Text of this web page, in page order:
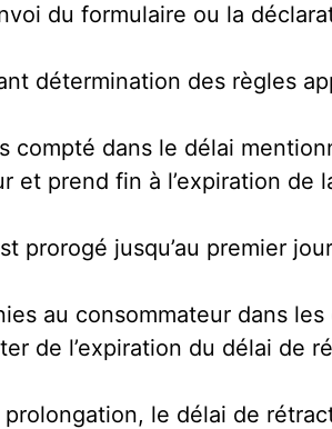
du formulaire ou la
détermination des règles
dans le délai
et prend fin à l’expiration de
prorogé jusqu’au premier
au consommateur dans
de l’expiration du délai de
le délai de